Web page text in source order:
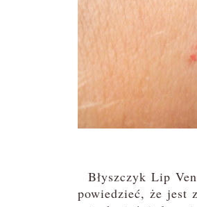
Błyszczyk Lip
powiedzieć, że jest